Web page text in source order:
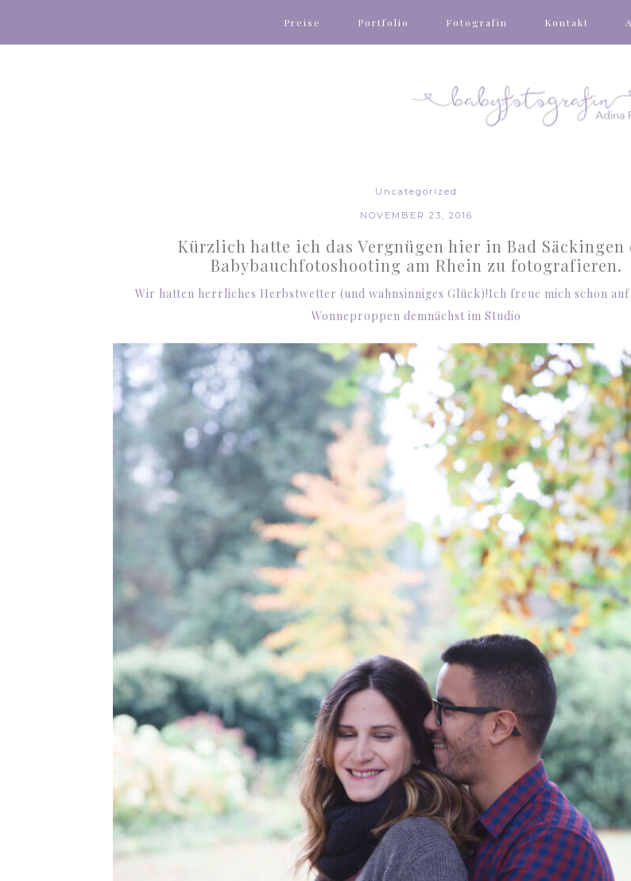
Preise Portfolio Fotografin Kontakt
Uncategorized
NOVEMBER 23, 2016
Kürzlich hatte ich das Vergnügen hier in Bad Säckingen
Babybauchfotoshooting am Rhein zu fotografieren.
Wir hatten herrliches Herbstwetter (und wahnsinniges Glück)!Ich freue mich schon
Wonneproppen demnächst im Studio